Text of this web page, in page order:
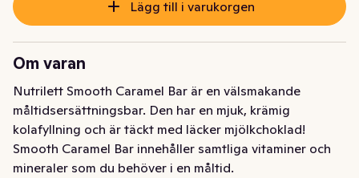
Lägg till i varukorgen
Om varan
Nutrilett Smooth Caramel Bar är en välsmakande
måltidsersättningsbar. Den har en mjuk, krämig
kolafyllning och är täckt med läcker mjölkchoklad!
Smooth Caramel Bar innehåller samtliga vitaminer och
mineraler som du behöver i en måltid.